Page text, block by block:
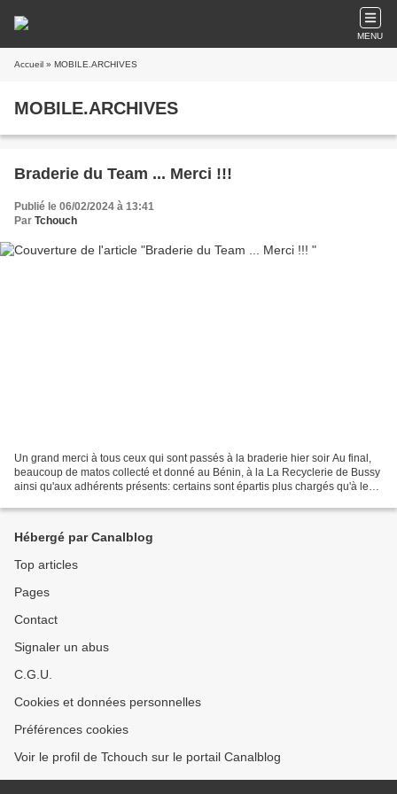
MENU
Accueil » MOBILE.ARCHIVES
MOBILE.ARCHIVES
Braderie du Team ... Merci !!!
Publié le 06/02/2024 à 13:41
Par Tchouch
Un grand merci à tous ceux qui sont passés à la braderie hier soir Au final,
beaucoup de matos collecté et donné au Bénin, à la La Recyclerie de Bussy
ainsi qu'aux adhérents présents: certains sont épartis plus chargés qu'à leur
Hébergé par Canalblog
Top articles
Pages
Contact
Signaler un abus
C.G.U.
Cookies et données personnelles
Préférences cookies
Voir le profil de Tchouch sur le portail Canalblog